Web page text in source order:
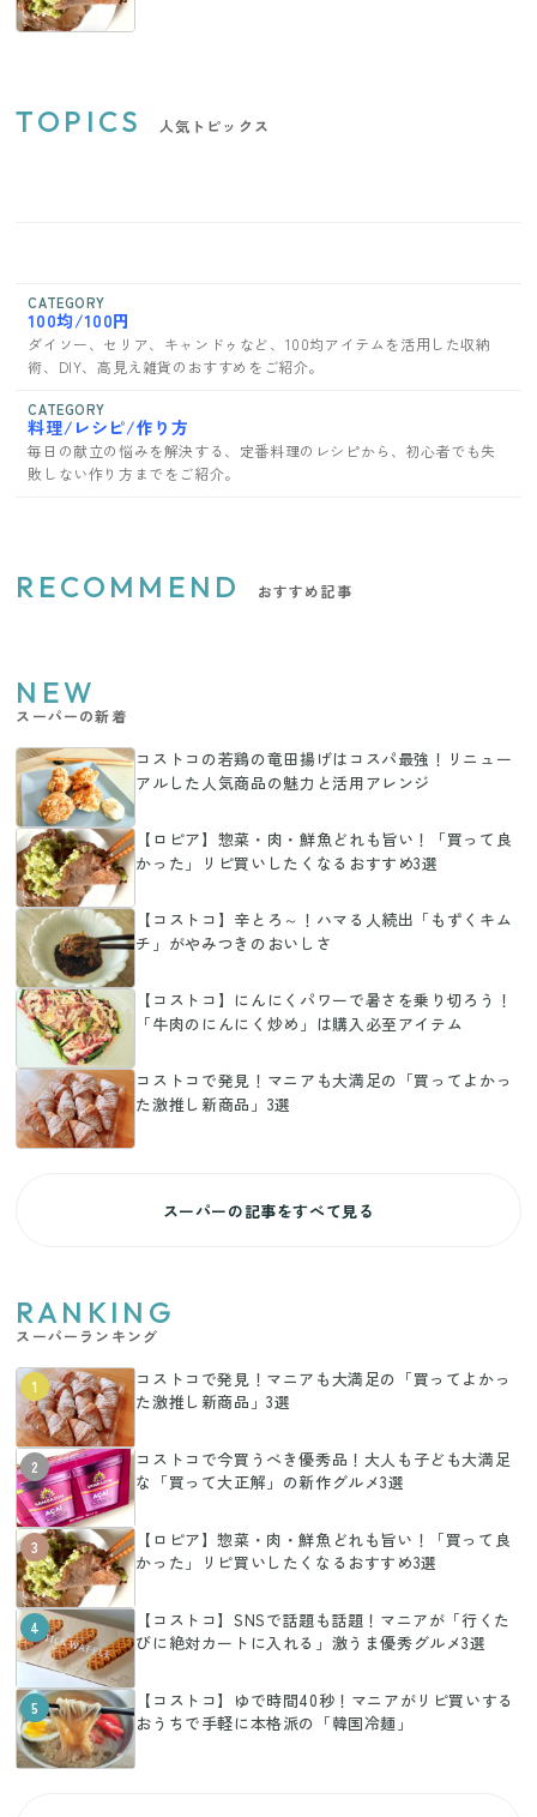
TOPICS 人気トピックス
CATEGORY
100均/100円
ダイソー、セリア、キャンドゥなど、100均アイテムを活用した収納
術、DIY、高見え雑貨のおすすめをご紹介。
CATEGORY
料理/レシピ/作り方
毎日の献立の悩みを解決する、定番料理のレシピから、初心者でも失
敗しない作り方までをご紹介。
RECOMMEND おすすめ記事
NEW
スーパーの新着
コストコの若鶏の竜田揚げはコスパ最強！リニュー
アルした人気商品の魅力と活用アレンジ
【ロピア】惣菜・肉・鮮魚どれも旨い！「買って良
かった」リピ買いしたくなるおすすめ3選
【コストコ】辛とろ～！ハマる人続出「もずくキム
チ」がやみつきのおいしさ
【コストコ】にんにくパワーで暑さを乗り切ろう！
「牛肉のにんにく炒め」は購入必至アイテム
コストコで発見！マニアも大満足の「買ってよかっ
た激推し新商品」3選
スーパーの記事をすべて見る
RANKING
スーパーランキング
1
コストコで発見！マニアも大満足の「買ってよかっ
た激推し新商品」3選
2
コストコで今買うべき優秀品！大人も子ども大満足
な「買って大正解」の新作グルメ3選
3
【ロピア】惣菜・肉・鮮魚どれも旨い！「買って良
かった」リピ買いしたくなるおすすめ3選
4
【コストコ】SNSで話題も話題！マニアが「行くた
びに絶対カートに入れる」激うま優秀グルメ3選
5
【コストコ】ゆで時間40秒！マニアがリピ買いする
おうちで手軽に本格派の「韓国冷麺」